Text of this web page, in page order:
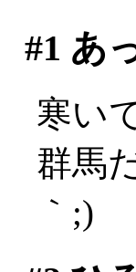
#1 あ
寒い
群馬
｀;)